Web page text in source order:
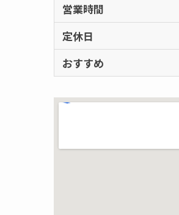
営業時間
定休日
おすすめ